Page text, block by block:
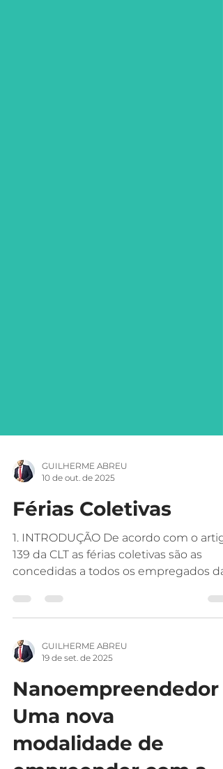
GUILHERME ABREU
Férias Coletivas
139 da CLT as férias coletivas são as
concedidas a todos os empregados da
empresa, de um...
GUILHERME ABREU
Nanoempreendedor -